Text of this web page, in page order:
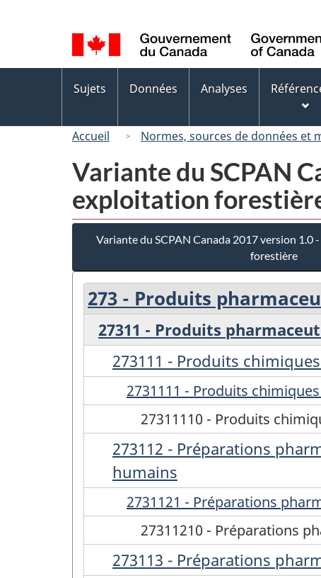
de
la
langue
des
Sujets Données Analyses
Accueil Normes, sources de données et
Variante du SCPAN
exploitation
Variante du SCPAN Canada 2017 version
forestière
273 - Produits
27311 - Produits
273111 - Produits
2731111 - Produits
27311110 - Produits
273112 - Préparations
humains
2731121 - Préparations
27311210 - Préparations
273113 - Préparations